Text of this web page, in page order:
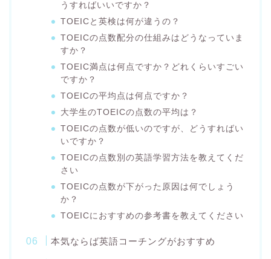
うすればいいですか？
TOEICと英検は何が違うの？
TOEICの点数配分の仕組みはどうなっていま
すか？
TOEIC満点は何点ですか？どれくらいすごい
ですか？
TOEICの平均点は何点ですか？
大学生のTOEICの点数の平均は？
TOEICの点数が低いのですが、どうすればい
いですか？
TOEICの点数別の英語学習方法を教えてくだ
さい
TOEICの点数が下がった原因は何でしょう
か？
TOEICにおすすめの参考書を教えてください
本気ならば英語コーチングがおすすめ